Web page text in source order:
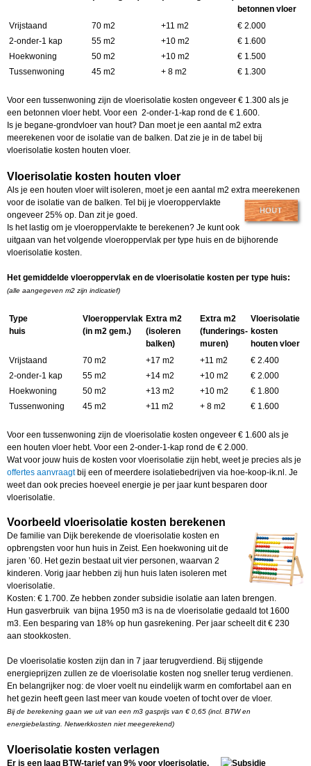
betonnen vloer
Vrijstaand
70 m2 +11 m2
€ 2.000
2-onder-1 kap
55 m2 +10 m2
€ 1.600
Hoekwoning
50 m2 +10 m2
€ 1.500
Tussenwoning
45 m2 + 8 m2 € 1.300
Voor een tussenwoning zijn de vloerisolatie kosten ongeveer € 1.300 als je
een betonnen vloer hebt. Voor een 2-onder-1-kap rond de € 1.600.
Is je begane-grondvloer van hout? Dan moet je een aantal m2 extra
meerekenen voor de isolatie van de balken. Dat zie je in de tabel bij
vloerisolatie kosten houten vloer.
Vloerisolatie kosten houten vloer
Als je een houten vloer wilt isoleren, moet je een aantal m2 extra meerekenen
voor de isolatie van de balken. Tel bij je vloeroppervlakte
ongeveer 25% op. Dan zit je goed.
Is het lastig om je vloeroppervlakte te berekenen? Je kunt ook
uitgaan van het volgende vloeroppervlak per type huis en de bijhorende
vloerisolatie kosten.
Het gemiddelde vloeroppervlak en de vloerisolatie kosten per type huis:
(alle aangegeven m2 zijn indicatief)
Type
huis
Vloeroppervlak
(in m2 gem.)
Extra m2
(isoleren
balken)
Extra m2
(funderings-
muren)
Vloerisolatie
kosten
houten vloer
Vrijstaand
70 m2 +17 m2 +11 m2
€ 2.400
2-onder-1 kap
55 m2 +14 m2 +10 m2
€ 2.000
Hoekwoning
50 m2 +13 m2 +10 m2
€ 1.800
Tussenwoning
45 m2 +11 m2 + 8 m2 € 1.600
Voor een tussenwoning zijn de vloerisolatie kosten ongeveer € 1.600 als je
een houten vloer hebt. Voor een 2-onder-1-kap rond de € 2.000.
Wat voor jouw huis de kosten voor vloerisolatie zijn hebt, weet je precies als je
offertes aanvraagtbij een of meerdere isolatiebedrijven via hoe-koop-ik.nl. Je
weet dan ook precies hoeveel energie je per jaar kunt besparen door
vloerisolatie.
Voorbeeld vloerisolatie kosten berekenen
De familie van Dijk berekende de vloerisolatie kosten en
opbrengsten voor hun huis in Zeist. Een hoekwoning uit de
jaren ’60. Het gezin bestaat uit vier personen, waarvan 2
kinderen. Vorig jaar hebben zij hun huis laten isoleren met
vloerisolatie.
Kosten: € 1.700. Ze hebben zonder subsidie isolatie aan laten brengen.
Hun gasverbruik van bijna 1950 m3 is na de vloerisolatie gedaald tot 1600
m3. Een besparing van 18% op hun gasrekening. Per jaar scheelt dit € 230
aan stookkosten.
De vloerisolatie kosten zijn dan in 7 jaar terugverdiend. Bij stijgende
energieprijzen zullen ze de vloerisolatie kosten nog sneller terug verdienen.
En belangrijker nog: de vloer voelt nu eindelijk warm en comfortabel aan en
het gezin heeft geen last meer van koude voeten of tocht over de vloer.
Bij de berekening gaan we uit van een m3 gasprijs van € 0,65 (incl. BTW en
energiebelasting. Netwerkkosten niet meegerekend)
Vloerisolatie kosten verlagen
Er is een laag BTW-tarief van 9% voor vloerisolatie.